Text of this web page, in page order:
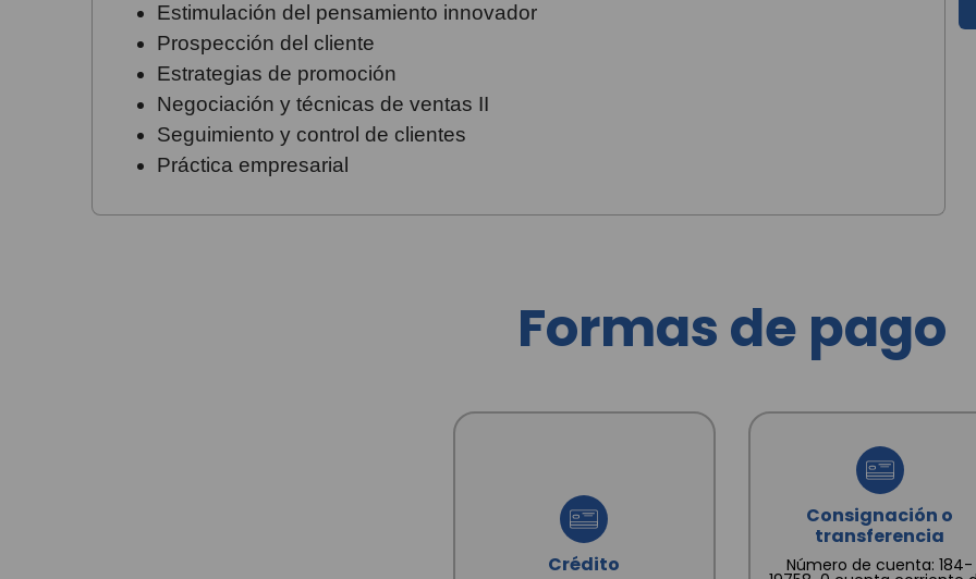
Estimulación del pensamiento innovador
Prospección del cliente
Estrategias de promoción
Negociación y técnicas de ventas II
Seguimiento y control de clientes
Práctica empresarial
Formas de pago
Crédito
Consignación o
transferencia
Número de cuenta: 184-